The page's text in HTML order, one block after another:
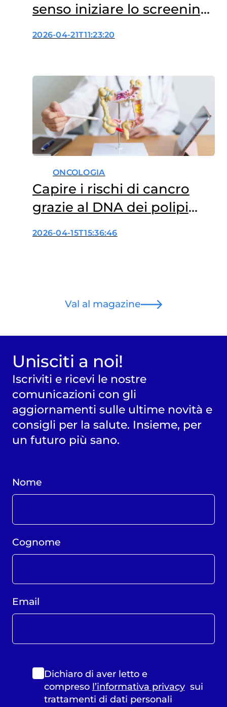
senso iniziare lo screening
prima dei 50 anni?
2026-04-21T11:23:20
ONCOLOGIA
Capire i rischi di cancro
grazie al DNA dei polipi
intestinali
2026-04-15T15:36:46
Val al magazine
Unisciti a noi!
Iscriviti e ricevi le nostre
comunicazioni con gli
aggiornamenti sulle ultime novità e
consigli per la salute. Insieme, per
un futuro più sano.
Nome
Cognome
Email
Dichiaro di aver letto e
compreso l’informativa privacysui
trattamenti di dati personali